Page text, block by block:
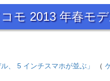
モ 2013 年春モ
、 5 インチスマホが並ぶ」 （